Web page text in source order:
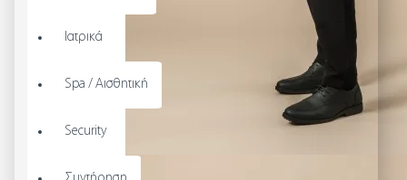
Ιατρικά
Spa / Αισθητική
Security